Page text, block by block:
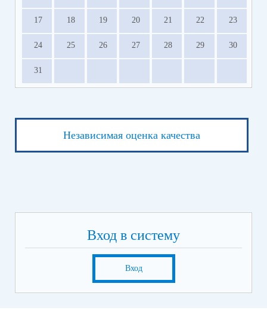
17 18 19 20 21 22 23
24 25 26 27 28 29 30
31
Независимая оценка качества
Вход в систему
Вход